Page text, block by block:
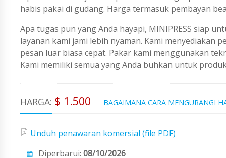
habis pakai di gudang. Harga termasuk pembayan
Apa tugas pun yang Anda hayapi, MINIPRESS siap
layanan kami jami lebih nyaman. Kami menyediakan
pesan luar biasa cepat. Pakar kami menggunakan
Kami memiliki semua yang Anda buhkan untuk
HARGA: $ 1.500 BAGAIMANA CARA MENGURANGI
Unduh penawaran komersial (file PDF)
Diperbarui: 08/10/2026